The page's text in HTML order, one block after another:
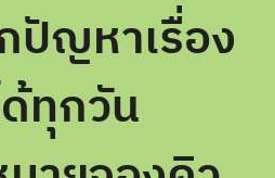
ปัญหาเรื่อง
ทุกวัน